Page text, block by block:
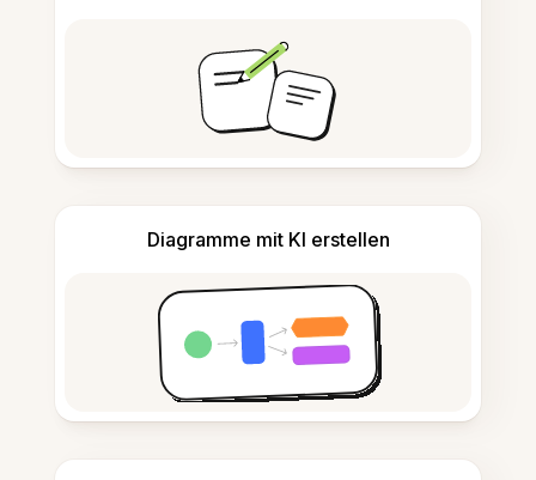
Diagramme mit KI erstellen